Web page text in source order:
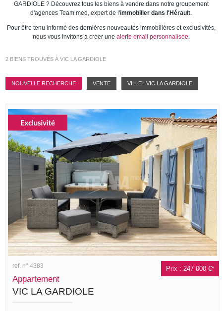
Contact
GARDIOLE ? Découvrez tous les biens à vendre dans notre groupement
d'agences Team med, expert de l'immobilier dans l'Hérault.
Pour être tenu informé des dernières nouveautés immobilières et exclusivités,
nous vous invitons à créer une alerte email personnalisée.
2 BIENS TROUVÉS À VIC LA GARDIOLE
NOUVELLE RECHERCHE VENTE VILLE : VIC LA GARDIOLE
Prix : 247 000 €*
ref. n° 4383
Appartement
VIC LA GARDIOLE